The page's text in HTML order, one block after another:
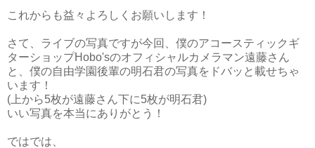
これからも益々よろしくお願いします！
さて、ライブの写真ですが今回、僕のアコースティックギ
ターショップHobo'sのオフィシャルカメラマン遠藤さん
と、僕の自由学園後輩の明石君の写真をドバッと載せちゃ
います！
(上から5枚が遠藤さん下に5枚が明石君)
いい写真を本当にありがとう！
ではでは、